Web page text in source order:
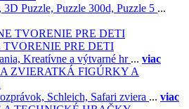
3D Puzzle, Puzzle 300d, Puzzle 5 ...
PRE DETI
Kreatívne a výtvarné hr ... viac
FIGÚRKY A
Schleich, Safari zviera ... viac